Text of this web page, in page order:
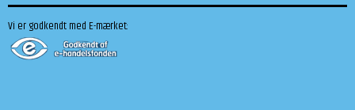
Vi er godkendt med E-mærket: